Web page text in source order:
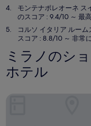
モンテナポレオーネ ス
のスコア : 9.4/10 ～ 最
コルソ イタリア ルーム
スコア : 8.8/10 ～ 非常
ミラノのシ
ホテル